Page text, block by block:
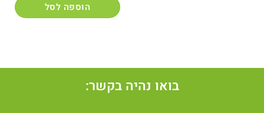
הוספה לסל
בואו נהיה בקשר: